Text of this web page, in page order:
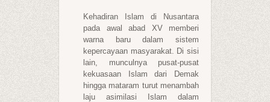
Kehadiran Islam di Nusantara
pada awal abad XV memberi
warna baru dalam sistem
kepercayaan masyarakat. Di sisi
lain, munculnya pusat-pusat
kekuasaan Islam dari Demak
hingga mataram turut menambah
laju asimilasi Islam dalam